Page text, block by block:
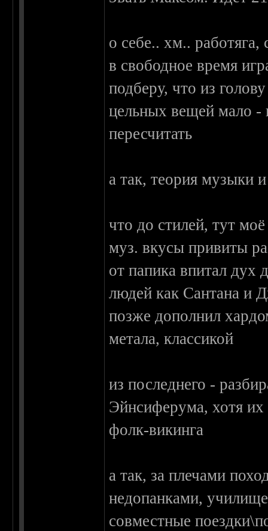
о себе.. хм.. работяга,
в свободное время
подберу, что из
цельных вещей мало
пересчитать
а так, теория музыки
что до стилей, тут
муз. вкусы привиты
от папика впитал дух
людей как Сантана и
позже дополнил
метала, классикой
из последнего -
Эйнсиферума, хотя их
фолк-викинга
а так, за плечами
недопанками,
совместные